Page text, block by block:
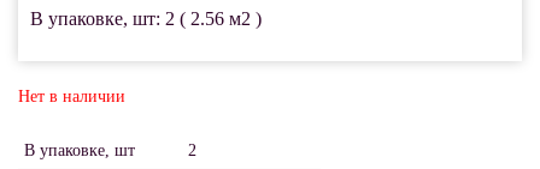
В упаковке, шт: 2 ( 2.56 м2 )
Нет в наличии
В упаковке, шт 2